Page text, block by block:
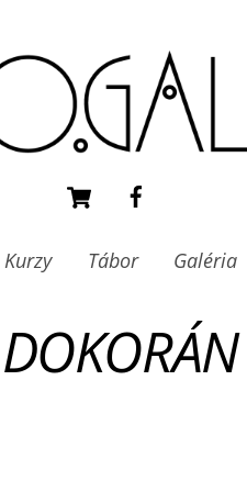
Cart
Kurzy Tábor Galéria